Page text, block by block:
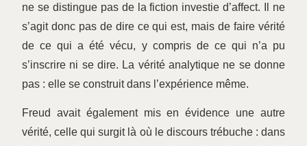
ne se distingue pas de la fiction investie d’affect. Il ne
s’agit donc pas de dire ce qui est, mais de faire vérité
de ce qui a été vécu, y compris de ce qui n’a pu
s’inscrire ni se dire. La vérité analytique ne se donne
pas : elle se construit dans l’expérience même.
Freud avait également mis en évidence une autre
vérité, celle qui surgit là où le discours trébuche : dans